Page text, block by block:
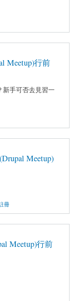
Meetup)行前
新手可否去見習一
Meetup)
冊
Meetup)行前